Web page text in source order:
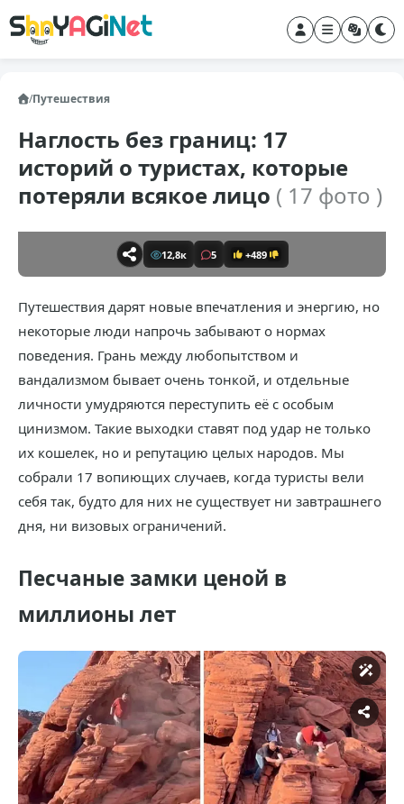
/Путешествия
Наглость без границ: 17
историй о туристах, которые
потеряли всякое лицо ( 17 фото )
12,8к 5 +489
Путешествия дарят новые впечатления и энергию, но
некоторые люди напрочь забывают о нормах
поведения. Грань между любопытством и
вандализмом бывает очень тонкой, и отдельные
личности умудряются переступить её с особым
цинизмом. Такие выходки ставят под удар не только
их кошелек, но и репутацию целых народов. Мы
собрали 17 вопиющих случаев, когда туристы вели
себя так, будто для них не существует ни завтрашнего
дня, ни визовых ограничений.
Песчаные замки ценой в
миллионы лет